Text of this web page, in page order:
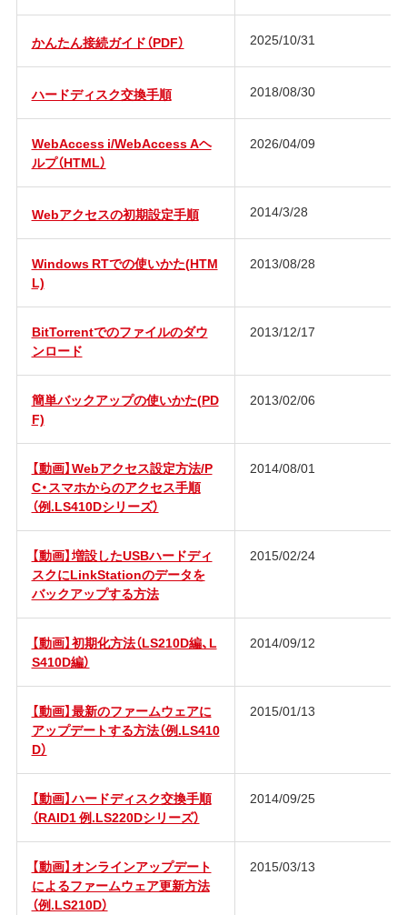
かんたん接続ガイド（PDF） 2025/10/31
ハードディスク交換手順 2018/08/30
WebAccess i/WebAccess Aヘ
ルプ（HTML）
2026/04/09
Webアクセスの初期設定手順 2014/3/28
Windows RTでの使いかた(HTM
L)
2013/08/28
BitTorrentでのファイルのダウ
ンロード
2013/12/17
簡単バックアップの使いかた(PD
F)
2013/02/06
【動画】Webアクセス設定方法/P
C・スマホからのアクセス手順
（例.LS410Dシリーズ）
2014/08/01
【動画】増設したUSBハードディ
スクにLinkStationのデータを
バックアップする方法
2015/02/24
【動画】初期化方法（LS210D編、L
S410D編）
2014/09/12
【動画】最新のファームウェアに
アップデートする方法（例.LS410
D）
2015/01/13
【動画】ハードディスク交換手順
（RAID1 例.LS220Dシリーズ）
2014/09/25
【動画】オンラインアップデート
によるファームウェア更新方法
（例.LS210D）
2015/03/13